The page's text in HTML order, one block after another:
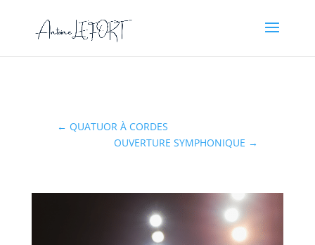
← QUATUOR À CORDES
OUVERTURE SYMPHONIQUE →